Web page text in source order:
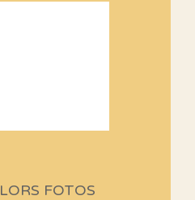
part de la
FOTOS